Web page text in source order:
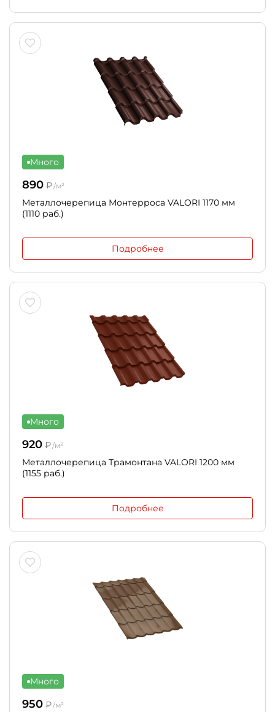
Много
890 ₽/м²
Металлочерепица Монтерроса VALORI 1170 мм
(1110 раб.)
Подробнее
Много
920 ₽/м²
Металлочерепица Трамонтана VALORI 1200 мм
(1155 раб.)
Подробнее
Много
950 ₽/м²